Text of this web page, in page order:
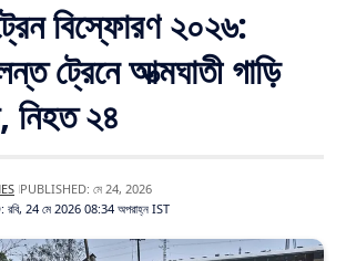
বিস্ফোরণ ২০২৬:
ট্রেনে আত্মঘাতী গাড়ি
নিহত ২৪
24 মে 2026 08:34 অপরাহ্ন IST
PUBLISHED: মে 24, 2026